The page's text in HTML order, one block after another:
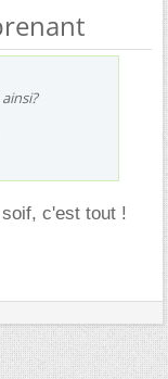
c'est tout !